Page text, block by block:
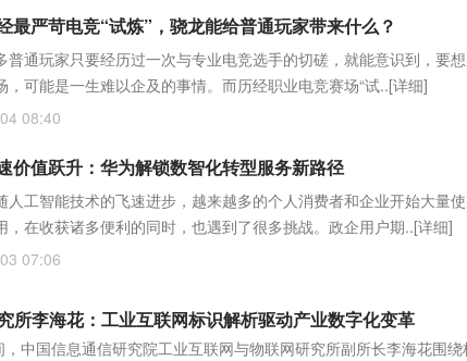
最严苛电竞“试炼”，骁龙能给普通玩家带来什么？
普通玩家只要经历过一次与专业电竞选手的切磋，就能意识到，要
，可能是一生难以企及的事情。而历经职业电竞赛场“试..[详细]
08:40
价值跃升：华为解锁数智化转型服务新路径
人工智能技术的飞速进步，越来越多的个人消费者和企业开始大量
，在收获诸多便利的同时，也遇到了很多挑战。政企用户期..[详细]
07:06
所李海花：工业互联网标识解析驱动产业数字化变革
中国信息通信研究院工业互联网与物联网研究所副所长李海花围绕